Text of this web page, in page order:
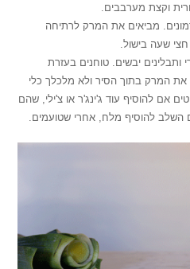
וקצת מערבבים.
ואת הערמונים. מביאים את המרק לרתיחה
שעה בישול.
ותבלינים יבשים. טוחנים בעזרת
את המרק בתוך הסיר ולא מלכלך כלי
אם להוסיף עוד ג'ינג'ר או צ'ילי, שהם
השלב להוסיף מלח, אחרי שטועמים.